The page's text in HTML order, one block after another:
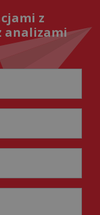
z
analizami